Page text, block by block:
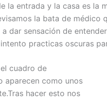
la entrada y la casa es la
la bata de médico
dar sensación de
practicas oscuras
cuadro de
aparecen como unos
hacer esto nos